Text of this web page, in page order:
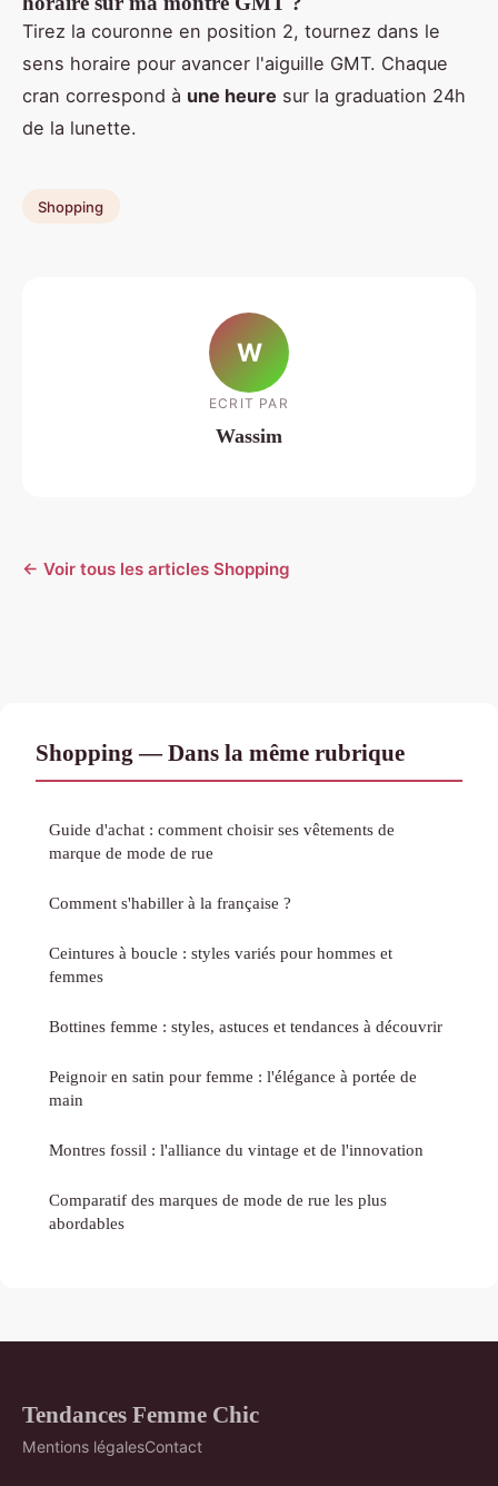
Tirez la couronne en position 2, tournez dans le
sens horaire pour avancer l'aiguille GMT. Chaque
cran correspond à une heure sur la graduation 24h
de la lunette.
Shopping
W
ECRIT PAR
Wassim
← Voir tous les articles Shopping
Shopping — Dans la même rubrique
Guide d'achat : comment choisir ses vêtements de
marque de mode de rue
Comment s'habiller à la française ?
Ceintures à boucle : styles variés pour hommes et
femmes
Bottines femme : styles, astuces et tendances à découvrir
Peignoir en satin pour femme : l'élégance à portée de
main
Montres fossil : l'alliance du vintage et de l'innovation
Comparatif des marques de mode de rue les plus
abordables
Tendances Femme Chic
Mentions légalesContact